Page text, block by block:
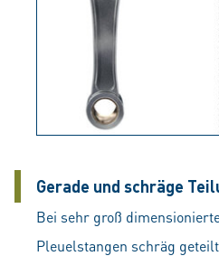
Gerade und schräge
Bei sehr groß
Pleuelstangen schräg